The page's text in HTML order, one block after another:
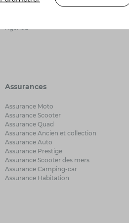
Agenda
Assurances
Assurance Moto
Assurance Scooter
Assurance Quad
Assurance Ancien et collection
Assurance Auto
Assurance Prestige
Assurance Scooter des mers
Assurance Camping-car
Assurance Habitation